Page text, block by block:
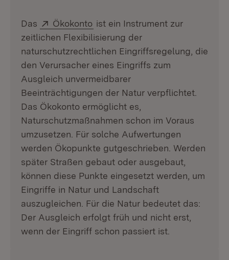
Das Extern:
Ökokonto (Öffnet in neuem Fenster)
ist ein Instrument zur
zeitlichen Flexibilisierung der
naturschutzrechtlichen Eingriffsregelung, die
den Verursacher eines Eingriffs zum
Ausgleich unvermeidbarer
Beeinträchtigungen der Natur verpflichtet.
Das Ökokonto ermöglicht es,
Naturschutzmaßnahmen schon im Voraus
umzusetzen. Für solche Aufwertungen
werden Ökopunkte gutgeschrieben. Werden
später Straßen gebaut oder ausgebaut,
können diese Punkte eingesetzt werden, um
Eingriffe in Natur und Landschaft
auszugleichen. Für die Natur bedeutet das:
Der Ausgleich erfolgt früh und nicht erst,
wenn der Eingriff schon passiert ist.